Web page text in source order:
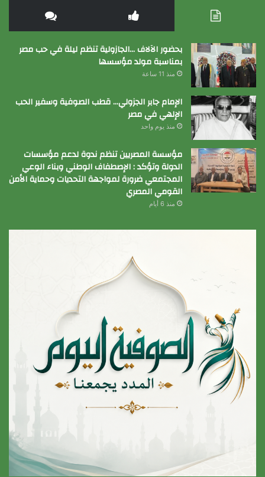
بحضور الآلاف …الجازولية تنظم ليلة في حب مصر
بمناسبة مولد مؤسسها
منذ 11 ساعة
الإمام جابر الجزولي… قطب الصوفية وسفير الحب
الإلهي في مصر
منذ يوم واحد
مؤسسة المصريين تنظم ندوة لدعم مؤسسات
الدولة وتؤكد : الإصطفاف الوطني وبناء الوعي
المجتمعي ضرورة لمواجهة التحديات وحماية الأمن
القومي المصري
منذ 6 أيام